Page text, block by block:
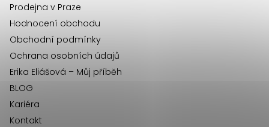
Prodejna v Praze
Hodnocení obchodu
Obchodní podmínky
Ochrana osobních údajů
Erika Eliášová – Můj příběh
BLOG
Kariéra
Kontakt